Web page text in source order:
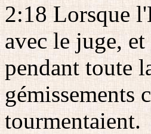
2:18 Lorsque
avec le juge,
pendant toute
gémissements
tourmentaient.